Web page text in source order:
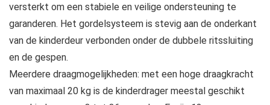
versterkt om een stabiele en veilige ondersteuning te
garanderen. Het gordelsysteem is stevig aan de onderkant
van de kinderdeur verbonden onder de dubbele ritssluiting
en de gespen.
Meerdere draagmogelijkheden: met een hoge draagkracht
van maximaal 20 kg is de kinderdrager meestal geschikt